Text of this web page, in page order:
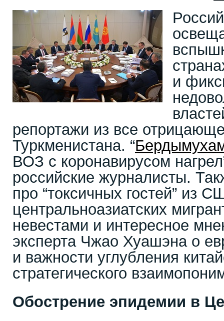
и
репортажи из все
Туркменистана. “
ВОЗ с коронавирусом
российские журналисты.
про “токсичных гостей” из
центральноазиатских
невестами и интересное
эксперта Чжао Хуашэна о
и важности углубления
стратегического
Обострение эпидемии в